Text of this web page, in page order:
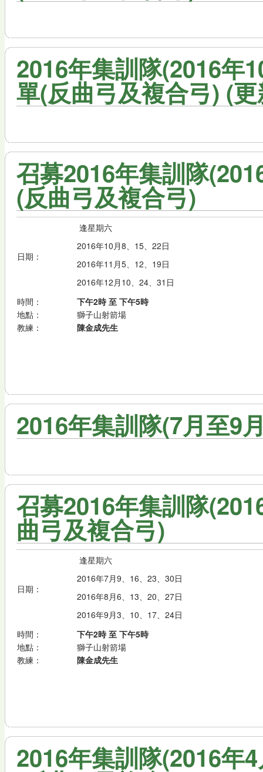
2016年集訓隊(2016年
單(反曲弓及複合弓) (
召募2016年集訓隊
(反曲弓及複合弓)
日期：
逢星期六
2016年10月8、15、22日
2016年11月5、12、19日
2016年12月10、24、31日
時間：
下午2時 至 下午5時
地點：
獅子山射箭場
教練：
陳金成先生
2016年集訓隊(7月至9
召募2016年集訓隊
曲弓及複合弓)
日期：
逢星期六
2016年7月9、16、23、30日
2016年8月6、13、20、27日
2016年9月3、10、17、24日
時間：
下午2時 至 下午5時
地點：
獅子山射箭場
教練：
陳金成先生
2016年集訓隊(2016年